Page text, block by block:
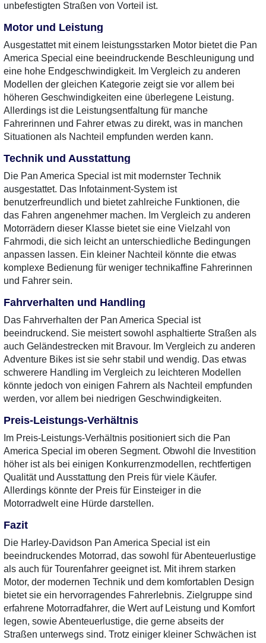
unbefestigten Straßen von Vorteil ist.
Motor und Leistung
Ausgestattet mit einem leistungsstarken Motor bietet die Pan
America Special eine beeindruckende Beschleunigung und
eine hohe Endgeschwindigkeit. Im Vergleich zu anderen
Modellen der gleichen Kategorie zeigt sie vor allem bei
höheren Geschwindigkeiten eine überlegene Leistung.
Allerdings ist die Leistungsentfaltung für manche
Fahrerinnen und Fahrer etwas zu direkt, was in manchen
Situationen als Nachteil empfunden werden kann.
Technik und Ausstattung
Die Pan America Special ist mit modernster Technik
ausgestattet. Das Infotainment-System ist
benutzerfreundlich und bietet zahlreiche Funktionen, die
das Fahren angenehmer machen. Im Vergleich zu anderen
Motorrädern dieser Klasse bietet sie eine Vielzahl von
Fahrmodi, die sich leicht an unterschiedliche Bedingungen
anpassen lassen. Ein kleiner Nachteil könnte die etwas
komplexe Bedienung für weniger technikaffine Fahrerinnen
und Fahrer sein.
Fahrverhalten und Handling
Das Fahrverhalten der Pan America Special ist
beeindruckend. Sie meistert sowohl asphaltierte Straßen als
auch Geländestrecken mit Bravour. Im Vergleich zu anderen
Adventure Bikes ist sie sehr stabil und wendig. Das etwas
schwerere Handling im Vergleich zu leichteren Modellen
könnte jedoch von einigen Fahrern als Nachteil empfunden
werden, vor allem bei niedrigen Geschwindigkeiten.
Preis-Leistungs-Verhältnis
Im Preis-Leistungs-Verhältnis positioniert sich die Pan
America Special im oberen Segment. Obwohl die Investition
höher ist als bei einigen Konkurrenzmodellen, rechtfertigen
Qualität und Ausstattung den Preis für viele Käufer.
Allerdings könnte der Preis für Einsteiger in die
Motorradwelt eine Hürde darstellen.
Fazit
Die Harley-Davidson Pan America Special ist ein
beeindruckendes Motorrad, das sowohl für Abenteuerlustige
als auch für Tourenfahrer geeignet ist. Mit ihrem starken
Motor, der modernen Technik und dem komfortablen Design
bietet sie ein hervorragendes Fahrerlebnis. Zielgruppe sind
erfahrene Motorradfahrer, die Wert auf Leistung und Komfort
legen, sowie Abenteuerlustige, die gerne abseits der
Straßen unterwegs sind. Trotz einiger kleiner Schwächen ist